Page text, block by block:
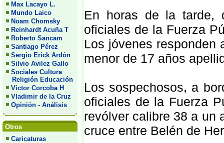
Max Lacayo L.
Mundo Laico
Noam Chomsky
Reinhardt Acuña T
Roberto Sancam
Santiago Pérez
Sergio Erick Ardón
Silvio Avilez Gallo
Sociales Cultura
Religión Educación
Víctor Corcoba H
Vladimir de la Cruz
Opinión - Análisis
Otros
Caricaturas
En horas de la tarde,
oficiales de la Fuerza
Los jóvenes responden
menor de 17 años
Los sospechosos, a
oficiales de la Fuerza
revólver calibre 38 a un
cruce entre Belén de